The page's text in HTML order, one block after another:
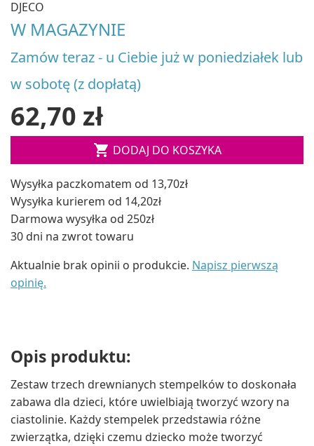
DJECO
W MAGAZYNIE
Zamów teraz - u Ciebie już w poniedziałek lub
w sobotę (z dopłatą)
62,70 zł
 DODAJ DO KOSZYKA
Wysyłka paczkomatem od 13,70zł
Wysyłka kurierem od 14,20zł
Darmowa wysyłka od 250zł
30 dni na zwrot towaru
Aktualnie brak opinii o produkcie. Napisz pierwszą
opinię.
Opis produktu:
Zestaw trzech drewnianych stempelków to doskonała
zabawa dla dzieci, które uwielbiają tworzyć wzory na
ciastolinie. Każdy stempelek przedstawia różne
zwierzątka, dzięki czemu dziecko może tworzyć